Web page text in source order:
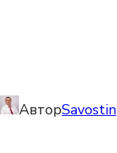
АвторSavostin